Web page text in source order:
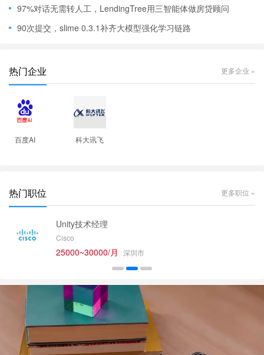
97%对话无需转人工，LendingTree用三智能体做房贷顾问
90次提交，slime 0.3.1补齐大模型强化学习链路
热门企业 更多企业 »
百度AI 科大讯飞
热门职位 更多职位 »
Unity技术经理
Cisco
25000~30000/月 深圳市